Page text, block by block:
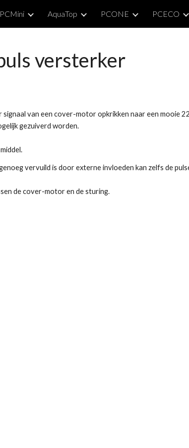
Skip to navigation
PCMini AquaTop PCONE PCECO
versterker
van een cover-motor opkrikken naar een mooie
gezuiverd worden.
vervuild is door externe invloeden kan zelfs de
de cover-motor en de sturing.